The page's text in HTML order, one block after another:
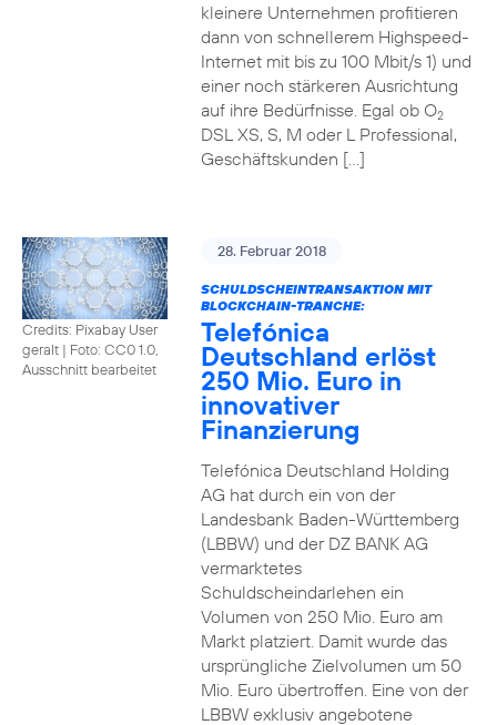
kleinere Unternehmen profitieren
dann von schnellerem Highspeed-
Internet mit bis zu 100 Mbit/s 1) und
einer noch stärkeren Ausrichtung
auf ihre Bedürfnisse. Egal ob O2
DSL XS, S, M oder L Professional,
Geschäftskunden […]
Credits: Pixabay User
geralt | Foto: CC0 1.0,
Ausschnitt bearbeitet
28. Februar 2018
SCHULDSCHEINTRANSAKTION MIT
BLOCKCHAIN-TRANCHE:
Telefónica
Deutschland erlöst
250 Mio. Euro in
innovativer
Finanzierung
Telefónica Deutschland Holding
AG hat durch ein von der
Landesbank Baden-Württemberg
(LBBW) und der DZ BANK AG
vermarktetes
Schuldscheindarlehen ein
Volumen von 250 Mio. Euro am
Markt platziert. Damit wurde das
ursprüngliche Zielvolumen um 50
Mio. Euro übertroffen. Eine von der
LBBW exklusiv angebotene